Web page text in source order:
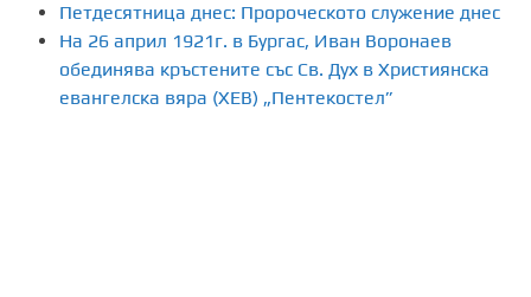
Петдесятница днес: Пророческото служение днес
На 26 април 1921г. в Бургас, Иван Воронаев
обединява кръстените със Св. Дух в Християнска
евангелска вяра (ХЕВ) „Пентекостел”